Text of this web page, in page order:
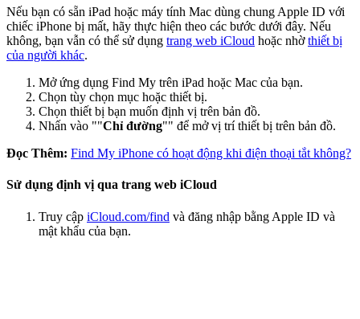
Nếu bạn có sẵn iPad hoặc máy tính Mac dùng chung Apple ID với
chiếc iPhone bị mất, hãy thực hiện theo các bước dưới đây. Nếu
không, bạn vẫn có thể sử dụng trang web iCloud hoặc nhờthiết bị
của người khác.
Mở ứng dụng Find My trên iPad hoặc Mac của bạn.
Chọn tùy chọn mục hoặc thiết bị.
Chọn thiết bị bạn muốn định vị trên bản đồ.
Nhấn vào ""Chỉ đường"" để mở vị trí thiết bị trên bản đồ.
Đọc Thêm: Find My iPhone có hoạt động khi điện thoại tắt không?
Sử dụng định vị qua trang web iCloud
Truy cập iCloud.com/find và đăng nhập bằng Apple ID và
mật khẩu của bạn.